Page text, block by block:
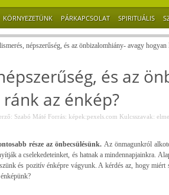
KÖRNYEZETÜNK PÁRKAPCSOLAT SPIRITUÁLIS
népszerűség, és az önbizalomhiány- avagy hogyan
és az
az énkép?
Szabó Máté Forrás: képek:pexels.com Kulcsszavak: elme
része az önbecsülésünk. Az önmagunkról
a cselekedeteinket, és hatnak a mindennapjainkra.
és pozitív énképre vágyunk. A kérdés az, hogy miért